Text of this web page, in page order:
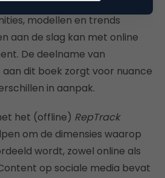
sterke praktijkcases,
modellen en trends
aan de slag kan met online
De deelname van
dit boek zorgt voor nuance
in aanpak.
het (offline) RepTrack
om de dimensies waarop
wordt, zowel online als
op sociale media bevat